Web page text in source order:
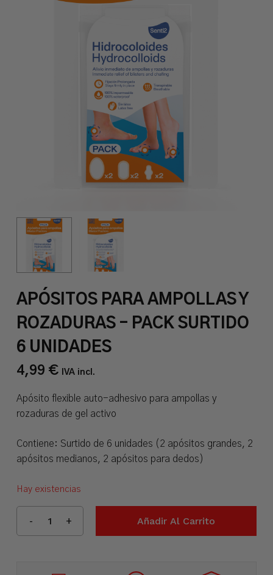
APÓSITOS PARA AMPOLLAS Y
ROZADURAS – PACK SURTIDO
6 UNIDADES
4,99 € IVA incl.
Apósito flexible auto-adhesivo para ampollas y
rozaduras de gel activo
Contiene: Surtido de 6 unidades (2 apósitos grandes, 2
apósitos medianos, 2 apósitos para dedos)
Hay existencias
Añadir Al Carrito